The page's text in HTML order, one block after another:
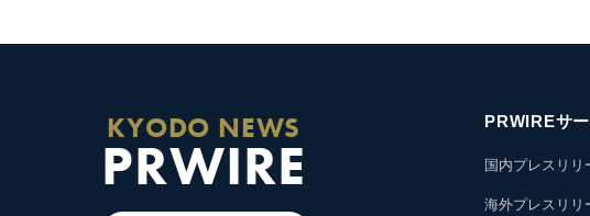
KYODO NEWS
PRWIRE
PRWIREサ
国内プレスリリ
海外プレスリリ